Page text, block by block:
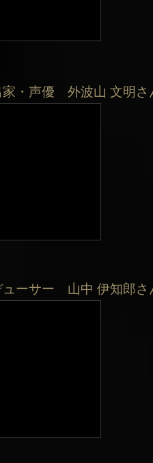
家・声優 外波山 文明さ
ューサー 山中 伊知郎さ